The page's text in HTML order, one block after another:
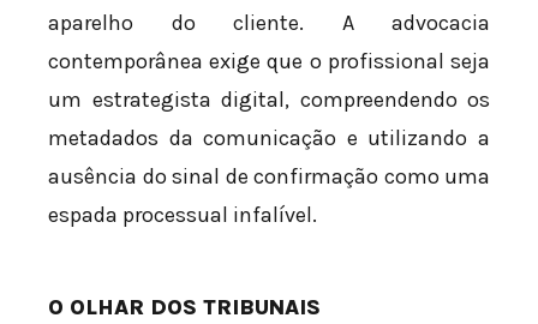
aparelho do cliente. A advocacia
contemporânea exige que o profissional seja
um estrategista digital, compreendendo os
metadados da comunicação e utilizando a
ausência do sinal de confirmação como uma
espada processual infalível.
O OLHAR DOS TRIBUNAIS